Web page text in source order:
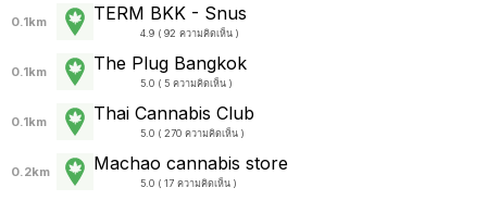
0.1km TERM BKK - Snus
4.9 ( 92 ความคิดเห็น )
0.1km The Plug Bangkok
5.0 ( 5 ความคิดเห็น )
0.1km Thai Cannabis Club
5.0 ( 270 ความคิดเห็น )
0.2km Machao cannabis store
5.0 ( 17 ความคิดเห็น )